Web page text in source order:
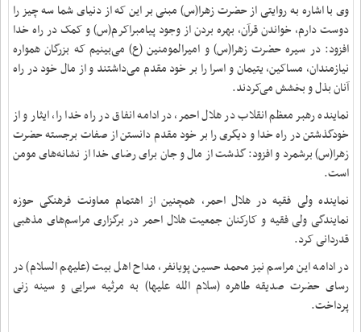
وی با اشاره به روایتی از حضرت زهرا(س) مبنی بر این که از دنیای شما سه چیز را
دوست دارم، خواندن قرآن، بهره بردن از وجود پیامبراکرم(س) و کمک در راه خدا
افزود: در سیره حضرت زهرا(س) و امیرالمومنین (ع) می‌بینیم که بزرگان همواره
نیازمندان، مساکین، یتیمان و اسرا را بر خود مقدم می‌داشتند و از مال خود در راه
آنان بذل و بخشش می‌کردند.
نماینده رهبر معظم انقلاب در هلال احمر، در ادامه انفاق در راه خدا را، ایثار و از
خودگذشتن در راه خدا و دیگری را بر خود مقدم دانستن از صفات برجسته حضرت
زهرا(س) برشمرد و افزود: گذشت از مال و جان برای رضای خدا از نشانه‌‌های مومن
است.
نماینده ولی فقیه در هلال احمر، همچنین از اهتمام‌ معاونت فرهنگی حوزه
نمایندگی ولی فقیه و کارکنان جمعیت هلال احمر در برگزاری مراسم‌های مذهبی
قدردانی کرد.
در ادامه این مراسم نیز محمد حسین پویانفر، مداح اهل بیت (علیهم السلام) در
رسای حضرت صدیقه طاهره (سلام الله علیها) به مرثیه سرایی و سینه زنی
پرداخت.